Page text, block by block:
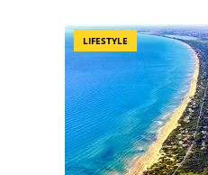
LIFESTYLE